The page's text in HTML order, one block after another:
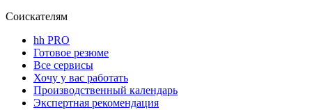
Соискателям
hh PRO
Готовое резюме
Все сервисы
Хочу у вас работать
Производственный календарь
Экспертная рекомендация